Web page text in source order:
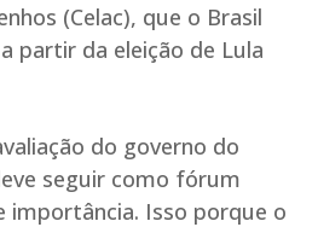
(Celac), que o Brasil
partir da eleição de Lula
do governo do
seguir como fórum
importância. Isso porque o